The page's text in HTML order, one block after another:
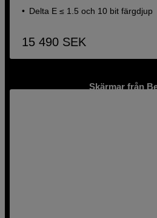
Delta E ≤ 1.5 och 10 bit färgdjup
15 490 SEK
Skärmar från